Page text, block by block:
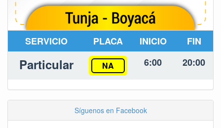
SERVICIO PLACA INICIO FIN
Particular NA 6:00 20:00
Síguenos en Facebook